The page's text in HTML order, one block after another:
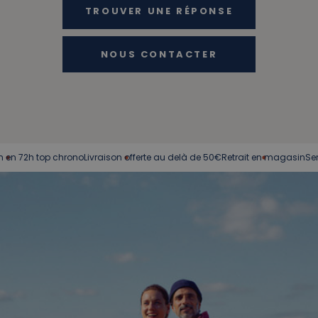
TROUVER UNE RÉPONSE
NOUS CONTACTER
top chrono Livraison offerte au delà de 50€ Retrait en magasinService